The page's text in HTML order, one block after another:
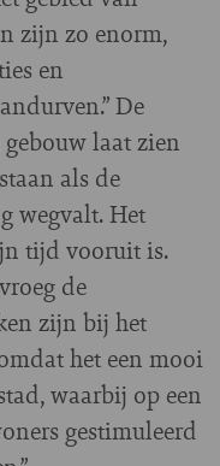
zijn zo enorm,
en
De
gebouw laat zien
als de
wegvalt. Het
tijd vooruit is.
de
zijn bij het
het een mooi
waarbij op een
gestimuleerd